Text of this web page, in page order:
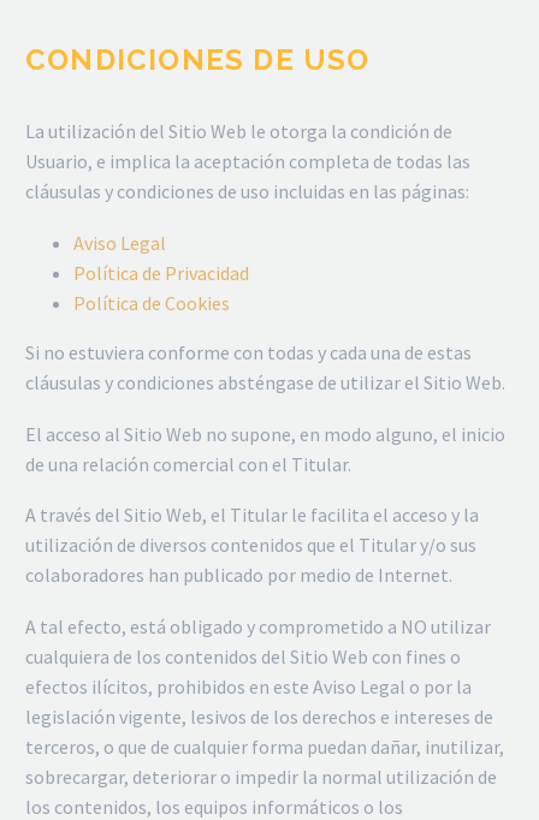
CONDICIONES DE USO
La utilización del Sitio Web le otorga la condición de
Usuario, e implica la aceptación completa de todas las
cláusulas y condiciones de uso incluidas en las páginas:
Aviso Legal
Política de Privacidad
Política de Cookies
Si no estuviera conforme con todas y cada una de estas
cláusulas y condiciones absténgase de utilizar el Sitio Web.
El acceso al Sitio Web no supone, en modo alguno, el inicio
de una relación comercial con el Titular.
A través del Sitio Web, el Titular le facilita el acceso y la
utilización de diversos contenidos que el Titular y/o sus
colaboradores han publicado por medio de Internet.
A tal efecto, está obligado y comprometido a NO utilizar
cualquiera de los contenidos del Sitio Web con fines o
efectos ilícitos, prohibidos en este Aviso Legal o por la
legislación vigente, lesivos de los derechos e intereses de
terceros, o que de cualquier forma puedan dañar, inutilizar,
sobrecargar, deteriorar o impedir la normal utilización de
los contenidos, los equipos informáticos o los